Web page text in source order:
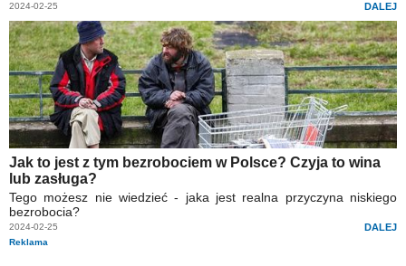
2024-02-25 DALEJ
Jak to jest z tym bezrobociem w Polsce? Czyja to wina
lub zasługa?
Tego możesz nie wiedzieć - jaka jest realna przyczyna niskiego
bezrobocia?
2024-02-25 DALEJ
Reklama